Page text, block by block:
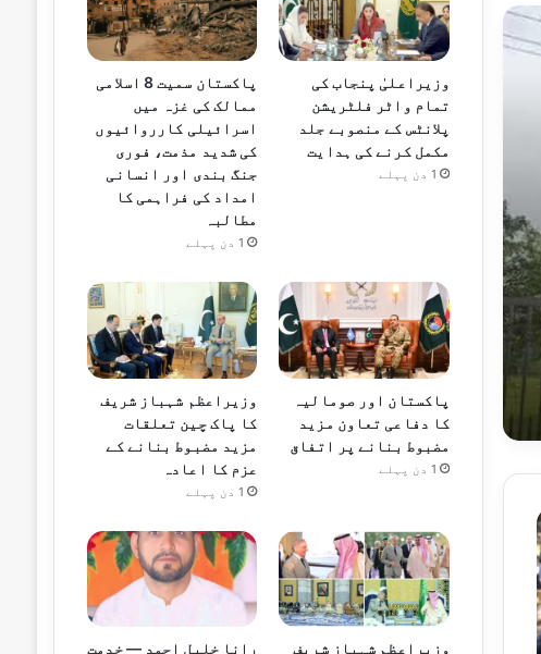
وزیراعلیٰ پنجاب کی
تمام واٹر فلٹریشن
پلانٹس کے منصوبے جلد
مکمل کرنے کی ہدایت
1 دن پہلے
پاکستان سمیت 8 اسلامی
ممالک کی غزہ میں
اسرائیلی کارروائیوں
کی شدید مذمت، فوری
جنگ بندی اور انسانی
امداد کی فراہمی کا
مطالبہ
1 دن پہلے
پاکستان اور صومالیہ
کا دفاعی تعاون مزید
مضبوط بنانے پر اتفاق
1 دن پہلے
وزیراعظم شہباز شریف
کا پاک چین تعلقات
مزید مضبوط بنانے کے
عزم کا اعادہ
1 دن پہلے
وزیراعظم شہباز شریف
رانا خلیل احمد — خدمت